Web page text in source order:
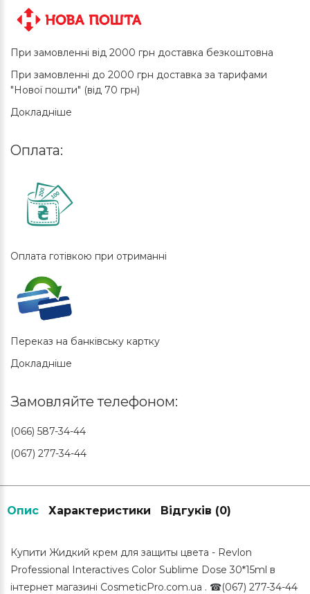
При замовленні від 2000 грн доставка безкоштовна
При замовленні до 2000 грн доставка за тарифами
"Нової пошти" (від 70 грн)
Докладніше
Оплата:
Оплата готівкою при отриманні
Переказ на банківську картку
Докладніше
Замовляйте телефоном:
(066) 587-34-44
(067) 277-34-44
Опис Характеристики Відгуків (0)
Купити Жидкий крем для защиты цвета - Revlon
Professional Interactives Color Sublime Dose 30*15ml в
інтернет магазині CosmeticPro.com.ua . ☎(067) 277-34-44